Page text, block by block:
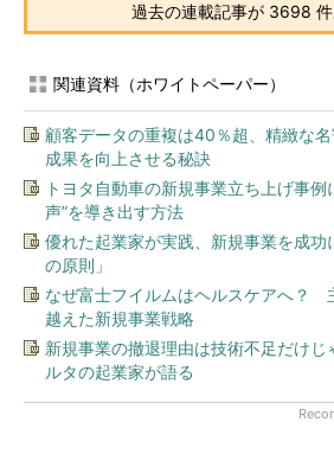
過去の連載記事が 3698
関連資料（ホワイトペーパー）
顧客データの重複は40％超、精緻な
成果を向上させる秘訣
トヨタ自動車の新規事業立ち上げ事例
声”を導き出す方法
優れた起業家が実践、新規事業を成
の原則」
なぜ富士フイルムはヘルスケアへ？
越えた新規事業戦略
新規事業の撤退理由は技術不足だけじ
ルタの起業家が語る